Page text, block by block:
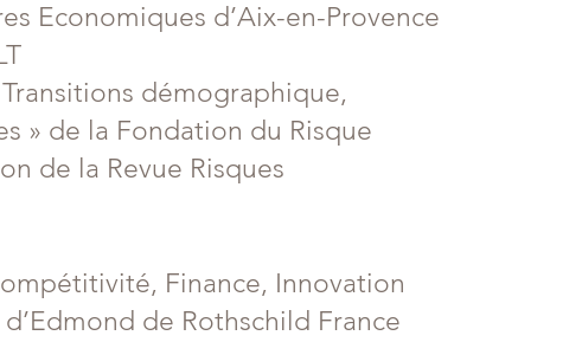
Economiques d’Aix-en-Provence
démographique,
» de la Fondation du Risque
de la Revue Risques
Finance, Innovation
de Rothschild France